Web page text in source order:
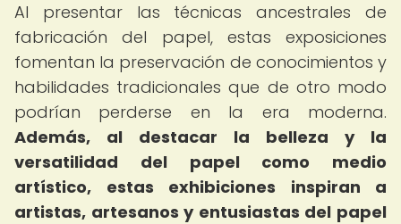
Al presentar las técnicas ancestrales de
fabricación del papel, estas exposiciones
fomentan la preservación de conocimientos y
habilidades tradicionales que de otro modo
podrían perderse en la era moderna.
Además, al destacar la belleza y la
versatilidad del papel como medio
artístico, estas exhibiciones inspiran a
artistas, artesanos y entusiastas del papel